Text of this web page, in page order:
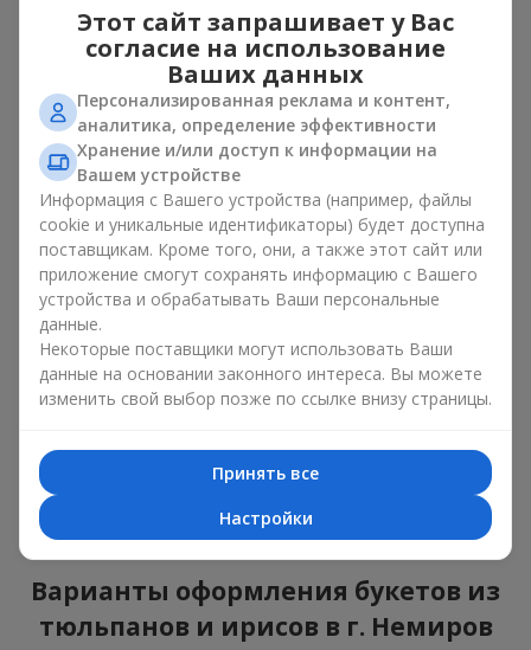
выглядит как изысканный романтический жест;
для женщины на работе– сдержанное и элегантное
на день рождения– цветы в виде букета из
тюльпанов и ирисов добавляют праздника и
свежести.
В каждом случае композиция из нежных бутонов
тюльпанов и ирисов подчеркивает заботу и внимание к
деталям.
Психология цветов в букетах
из тюльпанов и ирисов
Цвета в весенней флористике имеют большое значение.
Голубо-желтые оттенки в композиции символизируют
классическое сочетание контрастных цветов вбукетеиз
тюльпанов и ирисов выглядит свежо и элегантно. Желтые
тюльпаны дарят ощущение радости, а
синие и фиолетовые
ирисы
– спокойствие и стабильность. Такой букет создаёт
яркое весеннее настроение и заряжает позитивом.
Варианты оформления букетов из
тюльпанов и ирисов в г. Немиров
Этот сайт запрашивает у Вас
согласие на использование
Ваших данных
Персонализированная реклама и контент,
аналитика, определение эффективности
Хранение и/или доступ к информации на
Вашем устройстве
Информация с Вашего устройства (например, файлы
cookie и уникальные идентификаторы) будет доступна
поставщикам. Кроме того, они, а также этот сайт или
приложение смогут сохранять информацию с Вашего
устройства и обрабатывать Ваши персональные
данные.
Некоторые поставщики могут использовать Ваши
данные на основании законного интереса. Вы можете
изменить свой выбор позже по ссылке внизу страницы.
Принять все
Настройки